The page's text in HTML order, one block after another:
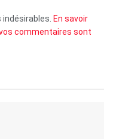
En savoir
commentaires sont